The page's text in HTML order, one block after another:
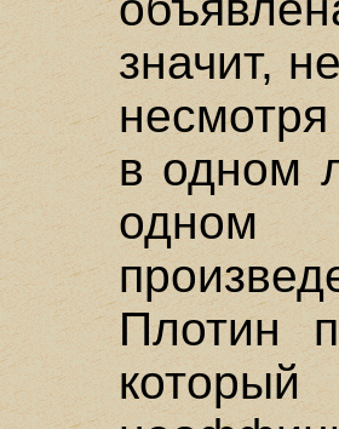
значит,
в одном
одном
Плотин